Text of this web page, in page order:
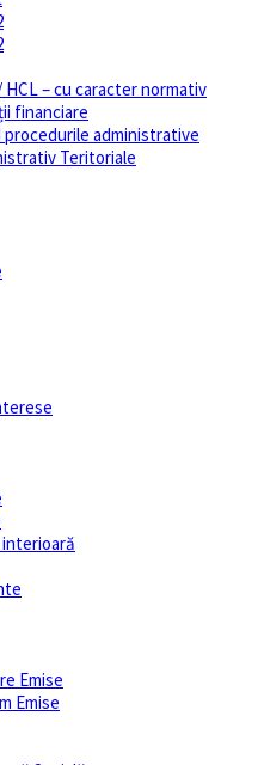
– cu caracter normativ
financiare
administrative
Teritoriale
Emise
Emise